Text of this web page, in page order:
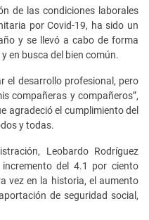
de las condiciones laborales
por Covid-19, ha sido un
y se llevó a cabo de forma
en busca del bien común.
el desarrollo profesional, pero
compañeras y compañeros”,
agradeció el cumplimiento del
y todas.
Leobardo Rodríguez
del 4.1 por ciento
vez en la historia, el aumento
de seguridad social,